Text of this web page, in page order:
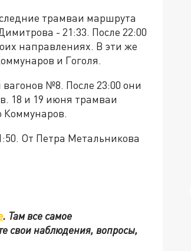
трамваи маршрута
- 21:33. После 22:00
направлениях. В эти же
и Гоголя.
№8. После 23:00 они
18 и 19 июня трамваи
Коммунаров.
От Петра Метальникова
. Там все самое
свои наблюдения, вопросы,